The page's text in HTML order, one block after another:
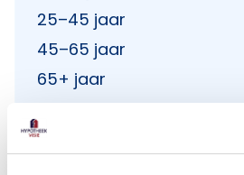
25–45 jaar
45–65 jaar
65+ jaar
Bron: CBS